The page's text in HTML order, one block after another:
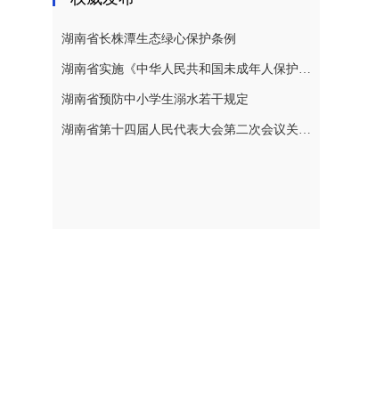
湖南省长株潭生态绿心保护条例
湖南省实施《中华人民共和国未成年人保护法》若干规定
湖南省预防中小学生溺水若干规定
湖南省第十四届人民代表大会第二次会议关于湖南省人民代表大会常务委员会工作报告的决议